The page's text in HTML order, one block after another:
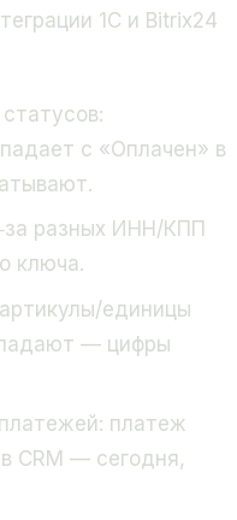
1С и Bitrix24
с «Оплачен» в
разных ИНН/КПП
ключа.
единицы
— цифры
платеж
CRM — сегодня,